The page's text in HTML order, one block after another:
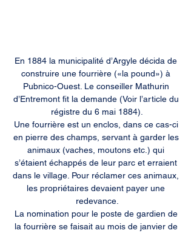
En 1884 la municipalité d’Argyle décida de
construire une fourrière («la pound») à
Pubnico-Ouest. Le conseiller Mathurin
d’Entremont fit la demande (Voir l’article du
régistre du 6 mai 1884).
Une fourrière est un enclos, dans ce cas-ci
en pierre des champs, servant à garder les
animaux (vaches, moutons etc.) qui
s’étaient échappés de leur parc et erraient
dans le village. Pour réclamer ces animaux,
les propriétaires devaient payer une
redevance.
La nomination pour le poste de gardien de
la fourrière se faisait au mois de janvier de